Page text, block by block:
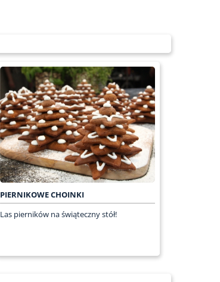
PIERNIKOWE CHOINKI
Las pierników na świąteczny stół!